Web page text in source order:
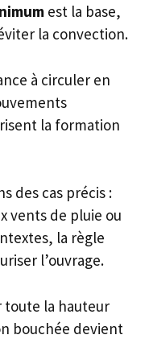
est la base,
la convection.
à circuler en
la formation
des cas précis :
vents de pluie ou
la règle
l’ouvrage.
toute la hauteur
bouchée devient